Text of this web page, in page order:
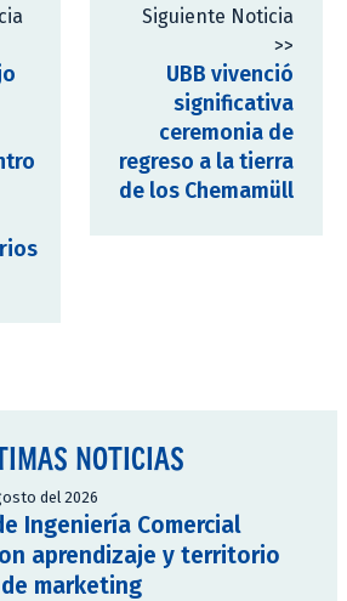
Siguiente Noticia
>>
UBB vivenció
significativa
ceremonia de
regreso a la tierra
de los Chemamüll
NOTICIAS
del 2026
Ingeniería Comercial
aprendizaje y territorio
marketing